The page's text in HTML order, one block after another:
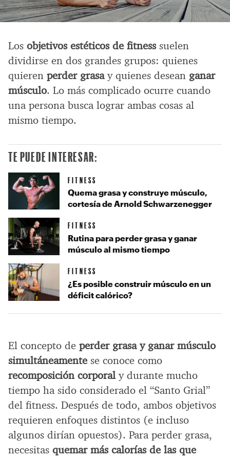
Los objetivos estéticos de fitnesssuelen
dividirse en dos grandes grupos: quienes
quieren perder grasay quienes desean ganar
músculo. Lo más complicado ocurre cuando
una persona busca lograr ambas cosas al
mismo tiempo.
El concepto de perder grasa y ganar músculo
simultáneamente se conoce como
recomposición corporaly durante mucho
tiempo ha sido considerado el “Santo Grial”
del fitness. Después de todo, ambos objetivos
requieren enfoques distintos (e incluso
algunos dirían opuestos). Para perder grasa,
necesitas quemar más calorías de las que
TE PUEDE INTERESAR:
FITNESS
Quema grasa y construye músculo,
cortesía de Arnold Schwarzenegger
FITNESS
Rutina para perder grasa y ganar
músculo al mismo tiempo
FITNESS
¿Es posible construir músculo en un
déficit calórico?